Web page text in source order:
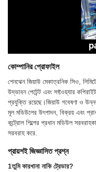
কোম্পানির প্রোফাইল
শেনঝেন জিয়াউ মেকাত্রনিক সিও,
উদ্ভাবন পেটেন্ট এবং সফ্টওয়্যার
প্রযুক্তি রয়েছে।জিয়াউ গবেষণা ও
মূল মডিউলের উৎপাদন, বিক্রয় এবং
কন্ট্রোল শিল্পের প্রধান মডিউল
সরবরাহ করে.
প্রায়শই জিজ্ঞাসিত প্রশ্ন
1তুমি কারখানা নাকি ট্রেডার?